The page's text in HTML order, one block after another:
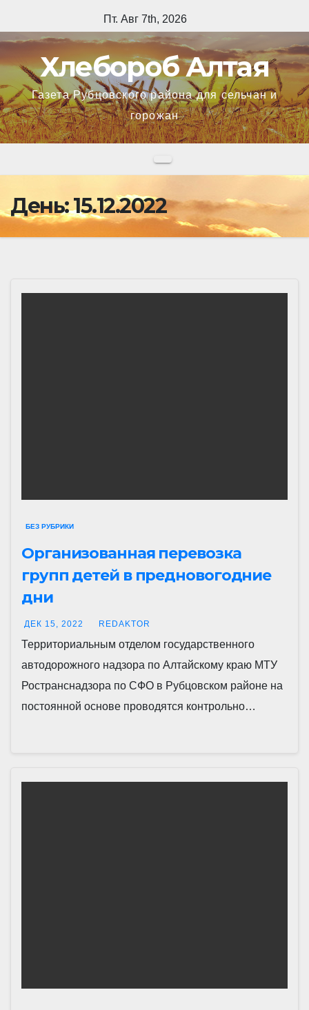
к
Пт. Авг 7th, 2026
Хлебороб Алтая
Газета Рубцовского района для сельчан и
горожан
День:15.12.2022
БЕЗ РУБРИКИ
Организованная перевозка
групп детей в предновогодние
дни
ДЕК 15, 2022 REDAKTOR
Территориальным отделом государственного
автодорожного надзора по Алтайскому краю МТУ
Ространснадзора по СФО в Рубцовском районе на
постоянной основе проводятся контрольно…